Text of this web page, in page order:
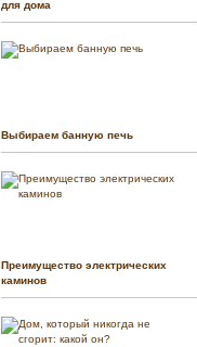
для дома
Выбираем банную печь
Преимущество электрических
каминов